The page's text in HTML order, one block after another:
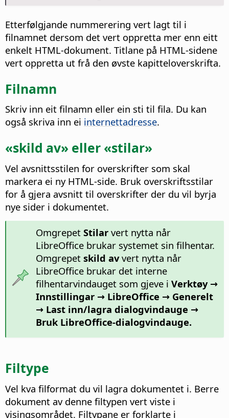
Etterfølgjande nummerering vert lagt til i
filnamnet dersom det vert oppretta mer enn eitt
enkelt HTML-dokument. Titlane på HTML-sidene
vert oppretta ut frå den øvste kapitteloverskrifta.
Filnamn
Skriv inn eit filnamn eller ein sti til fila. Du kan
også skriva inn ei internettadresse.
«skild av» eller «stilar»
Vel avsnittsstilen for overskrifter som skal
markera ei ny HTML-side. Bruk overskriftsstilar
for å gjera avsnitt til overskrifter der du vil byrja
nye sider i dokumentet.
Omgrepet Stilarvert nytta når
LibreOffice brukar systemet sin filhentar.
Omgrepet skild avvert nytta når
LibreOffice brukar det interne
filhentarvindauget som gjeve i Verktøy →
Innstillingar→ LibreOffice → Generelt
→ Last inn/lagra dialogvindauge →
Bruk LibreOffice-dialogvindauge.
Filtype
Vel kva filformat du vil lagra dokumentet i. Berre
dokument av denne filtypen vert viste i
visingsområdet. Filtypane er forklarte i